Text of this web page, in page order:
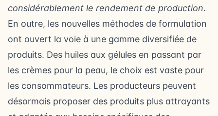
considérablement le rendement de production.
En outre, les nouvelles méthodes de formulation
ont ouvert la voie à une gamme diversifiée de
produits. Des huiles aux gélules en passant par
les crèmes pour la peau, le choix est vaste pour
les consommateurs. Les producteurs peuvent
désormais proposer des produits plus attrayants